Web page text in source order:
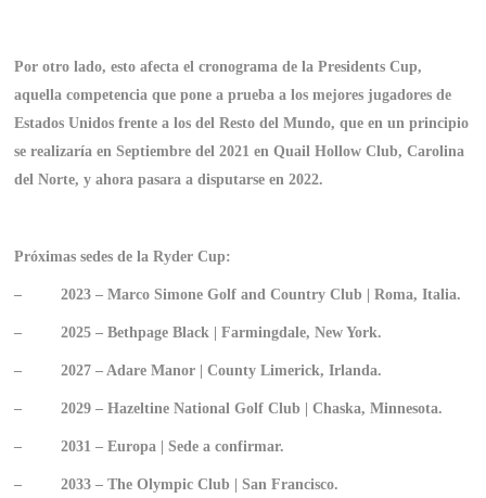
Por otro lado, esto afecta el cronograma de la Presidents Cup,
aquella competencia que pone a prueba a los mejores jugadores de
Estados Unidos frente a los del Resto del Mundo, que en un principio
se realizaría en Septiembre del 2021 enQuail Hollow Club, Carolina
del Norte, y ahora pasara a disputarse en 2022.
Próximas sedes de la Ryder Cup:
–2023 – Marco Simone Golf and Country Club | Roma, Italia.
–2025 – Bethpage Black | Farmingdale, New York.
–2027 – Adare Manor | County Limerick, Irlanda.
–2029 – Hazeltine National Golf Club | Chaska, Minnesota.
–2031 – Europa | Sede a confirmar.
–2033 – The Olympic Club | San Francisco.